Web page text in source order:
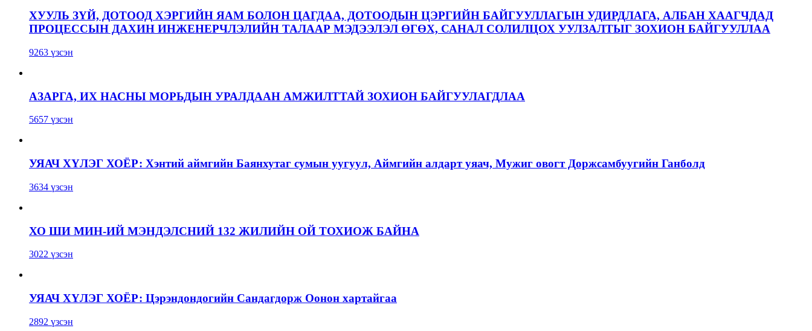
ХУУЛЬ ЗҮЙ, ДОТООД ХЭРГИЙН ЯАМ БОЛОН ЦАГДАА, ДОТООДЫН ЦЭРГИЙН БАЙГУУЛЛАГЫН УДИРДЛАГА, АЛБАН ХААГЧДАД
ПРОЦЕССЫН ДАХИН ИНЖЕНЕРЧЛЭЛИЙН ТАЛААР МЭДЭЭЛЭЛ ӨГӨХ, САНАЛ СОЛИЛЦОХ УУЛЗАЛТЫГ ЗОХИОН БАЙГУУЛЛАА
9263 үзсэн
АЗАРГА, ИХ НАСНЫ МОРЬДЫН УРАЛДААН АМЖИЛТТАЙ ЗОХИОН БАЙГУУЛАГДЛАА
5657 үзсэн
УЯАЧ ХҮЛЭГ ХОЁР: Хэнтий аймгийн Баянхутаг сумын уугуул, Аймгийн алдарт уяач, Мужиг овогт Доржсамбуугийн Ганболд
3634 үзсэн
ХО ШИ МИН-ИЙ МЭНДЭЛСНИЙ 132 ЖИЛИЙН ОЙ ТОХИОЖ БАЙНА
3022 үзсэн
УЯАЧ ХҮЛЭГ ХОЁР: Цэрэндондогийн Сандагдорж Оонон хартайгаа
2892 үзсэн